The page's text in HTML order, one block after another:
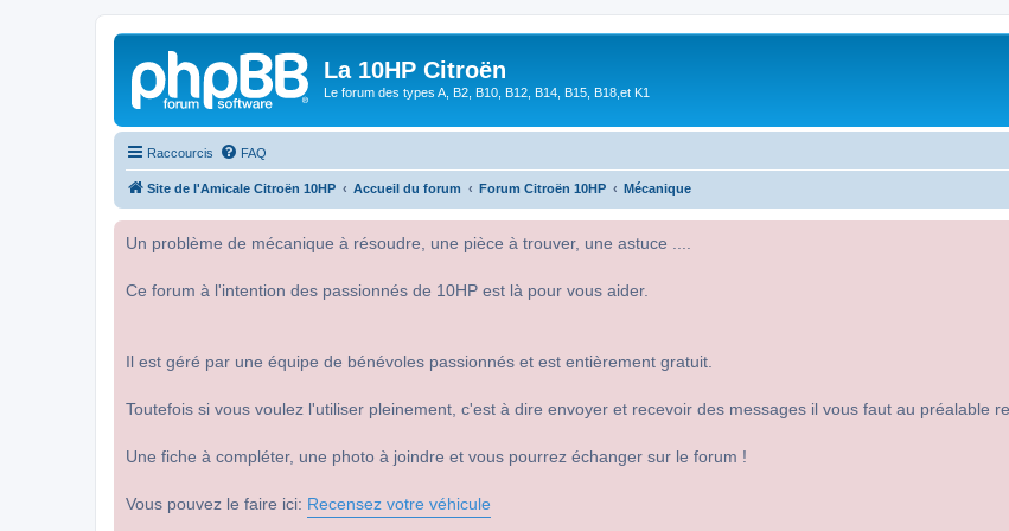
La 10HP Citroën
Le forum des types A, B2, B10, B12, B14, B15, B18,et K1
Raccourcis FAQ
Site de l'Amicale Citroën 10HP Accueil du forum Forum Citroën 10HP Mécanique
Un problème de mécanique à résoudre, une pièce à trouver, une astuce ....
Ce forum à l'intention des passionnés de 10HP est là pour vous aider.
Il est géré par une équipe de bénévoles passionnés et est entièrement gratuit.
Toutefois si vous voulez l'utiliser pleinement, c'est à dire envoyer et recevoir des messages il vous faut au préalable
Une fiche à compléter, une photo à joindre et vous pourrez échanger sur le forum !
Vous pouvez le faire ici: Recensez votre véhicule